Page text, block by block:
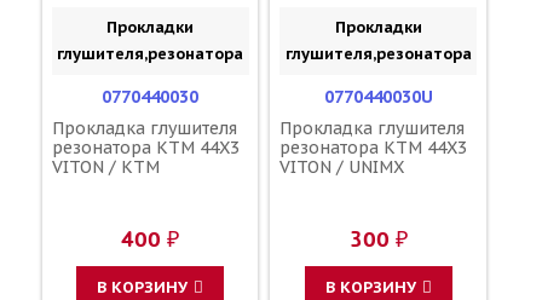
Прокладки
глушителя,резонатора
0770440030
Прокладка глушителя
резонатора KTM 44X3
VITON / KTM
400 ₽
В КОРЗИНУ
Прокладки
глушителя,резонатора
0770440030U
Прокладка глушителя
резонатора KTM 44X3
VITON / UNIMX
300 ₽
В КОРЗИНУ